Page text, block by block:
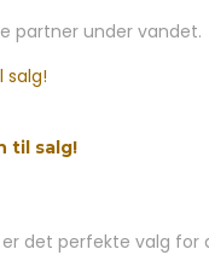
partner under vandet.
til salg!
det perfekte valg